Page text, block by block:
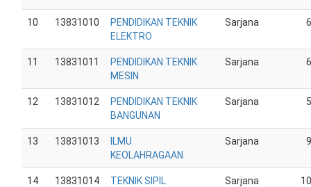
10 13831010
PENDIDIKAN TEKNIK
ELEKTRO
Sarjana
11 13831011
PENDIDIKAN TEKNIK
MESIN
Sarjana
12 13831012
PENDIDIKAN TEKNIK
BANGUNAN
Sarjana
13 13831013
ILMU
KEOLAHRAGAAN
Sarjana
14 13831014 TEKNIK SIPIL Sarjana